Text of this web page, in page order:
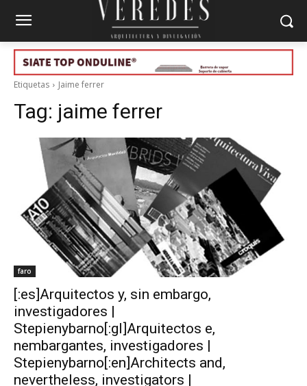
Etiquetas Jaime ferrer
Tag: jaime ferrer
faro
[:es]Arquitectos y, sin embargo,
investigadores |
Stepienybarno[:gl]Arquitectos e,
nembargantes, investigadores |
Stepienybarno[:en]Architects and,
nevertheless, investigators |